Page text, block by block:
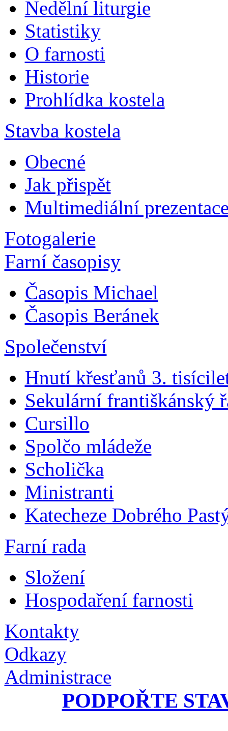
Nedělní liturgie
Statistiky
O farnosti
Historie
Prohlídka kostela
Stavba kostela
Obecné
Jak přispět
Multimediální
Fotogalerie
Farní časopisy
Časopis Michael
Časopis Beránek
Společenství
Hnutí křesťanů 3.
Sekulární františkánský
Cursillo
Spolčo mládeže
Scholička
Ministranti
Katecheze Dobrého
Farní rada
Složení
Hospodaření farnosti
Kontakty
Odkazy
Administrace
PODPOŘTE